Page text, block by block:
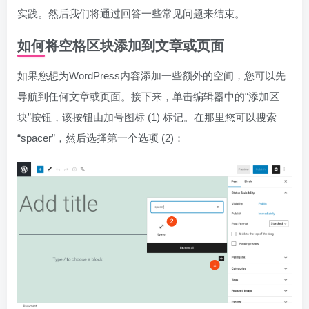
实践。然后我们将通过回答一些常见问题来结束。
如何将空格区块添加到文章或页面
如果您想为WordPress内容添加一些额外的空间，您可以先
导航到任何文章或页面。接下来，单击编辑器中的“添加区
块”按钮，该按钮由加号图标 (1) 标记。在那里您可以搜索
“spacer”，然后选择第一个选项 (2)：